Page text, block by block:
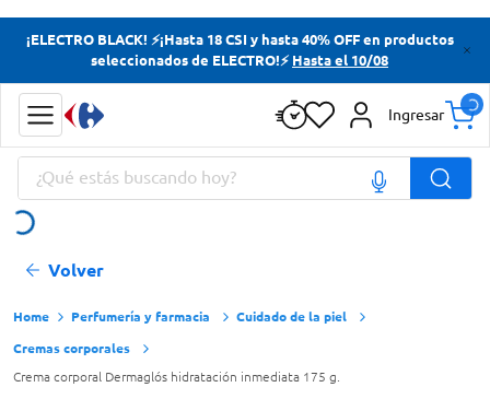
¡ELECTRO BLACK! ⚡¡Hasta 18 CSI y hasta 40% OFF en productos
seleccionados de ELECTRO!⚡ Hasta el 10/08
Ingresar
¿Qué estás buscando hoy?
Volver
Perfumería y farmacia
Cuidado de la piel
Cremas corporales
Crema corporal Dermaglós hidratación inmediata 175 g.
Términos más buscados
Yerba
Cerveza
Papas Fritas
Términos más buscados
Cerveza
Papas Fritas
Doves